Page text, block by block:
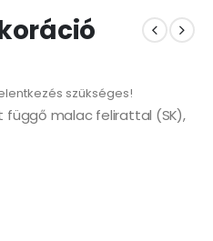
szükséges!
függő malac felirattal (SK),